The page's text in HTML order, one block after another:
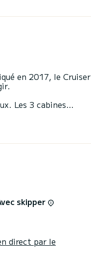
en 2017, le Cruiser
Les 3 cabines
skipper
direct par le